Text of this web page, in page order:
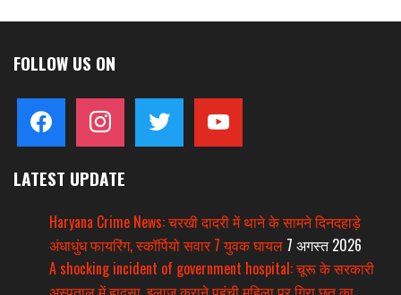
FOLLOW US ON
facebook instagram twitter
LATEST UPDATE
Haryana Crime News: चरखी दादरी में थाने के सामने दिनदहाड़े
अंधाधुंध फायरिंग, स्कॉर्पियो सवार 7 युवक घायल 7 अगस्त 2026
A shocking incident of government hospital: चूरू के सरकारी